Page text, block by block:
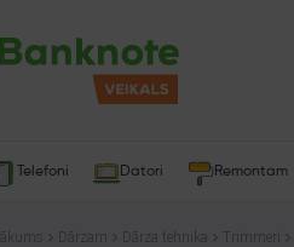
Telefoni Datori Remontam
Sākums Dārzam Dārza tehnika Trimmeri